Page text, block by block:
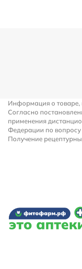
Информация о товаре,
Согласно
применения
Федерации по
Получение